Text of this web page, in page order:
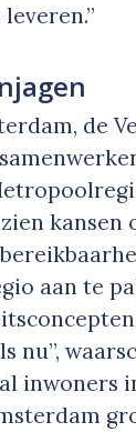
de
kansen
aan te
nu”,
inwoners